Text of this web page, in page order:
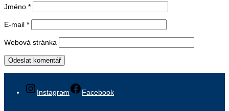
Jméno *
E-mail *
Webová stránka
Instagram Facebook